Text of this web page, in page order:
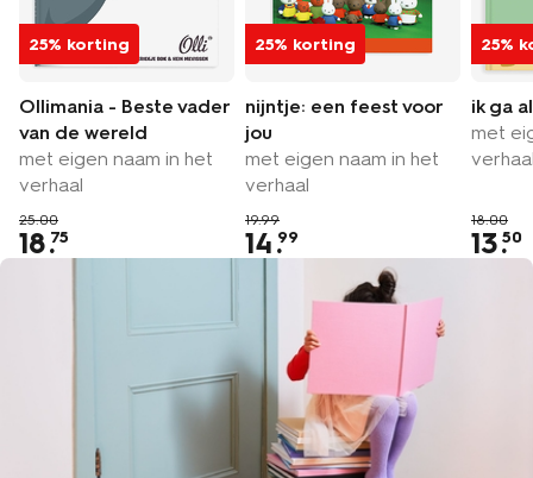
25% korting
Ollimania - Beste vader
van de wereld
met eigen naam in het
verhaal
25.00
18.75
25% korting
nijntje: een feest voor
jou
met eigen naam in het
verhaal
19.99
14.99
25%
ik ga
met
18.00
13.50